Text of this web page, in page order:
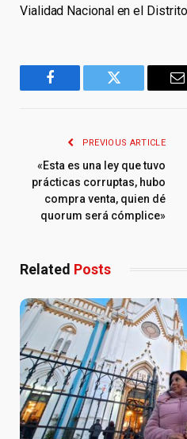
Vialidad Nacional en el
Facebook Twitter
PREVIOUS ARTICLE
«Esta es una ley que tuvo
prácticas corruptas, hubo
compra venta, quien dé
quorum será cómplice»
Related Posts